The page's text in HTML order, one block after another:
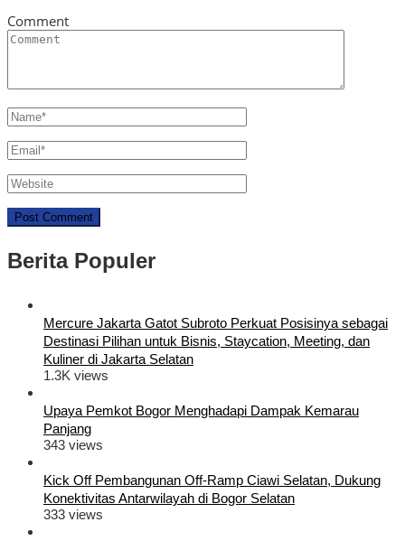
Comment
Berita Populer
Mercure Jakarta Gatot Subroto Perkuat Posisinya sebagai
Destinasi Pilihan untuk Bisnis, Staycation, Meeting, dan
Kuliner di Jakarta Selatan
1.3K views
Upaya Pemkot Bogor Menghadapi Dampak Kemarau
Panjang
343 views
Kick Off Pembangunan Off-Ramp Ciawi Selatan, Dukung
Konektivitas Antarwilayah di Bogor Selatan
333 views